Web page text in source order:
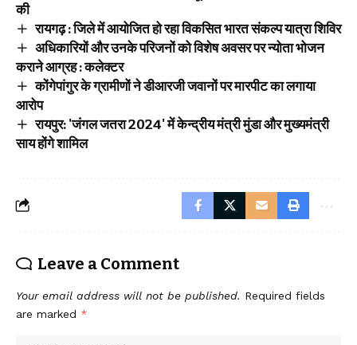
की
रायगढ़ : जिले में आयोजित हो रहा विकसित भारत संकल्प यात्रा शिविर
अधिकारियों और उनके परिजनों को विशेष अवसर पर न्योता भोजन
कराने आग्रह : कलेक्टर
कोंगेपांगुर के ग्रामीणों ने डीआरजी जवानों पर मारपीट का लगाया
आरोप
रायपुर: 'जंगल जतरा 2024' में केन्द्रीय मंत्री मुंडा और मुख्यमंत्री
साय होंगे शामिल
Leave a Comment
Your email address will not be published. Required fields
are marked *